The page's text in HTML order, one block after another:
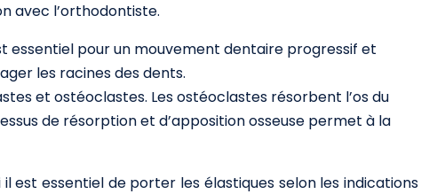
avec l’orthodontiste.
essentiel pour un mouvement dentaire progressif et
les racines des dents.
et ostéoclastes. Les ostéoclastes résorbent l’os du
de résorption et d’apposition osseuse permet à la
est essentiel de porter les élastiques selon les indications